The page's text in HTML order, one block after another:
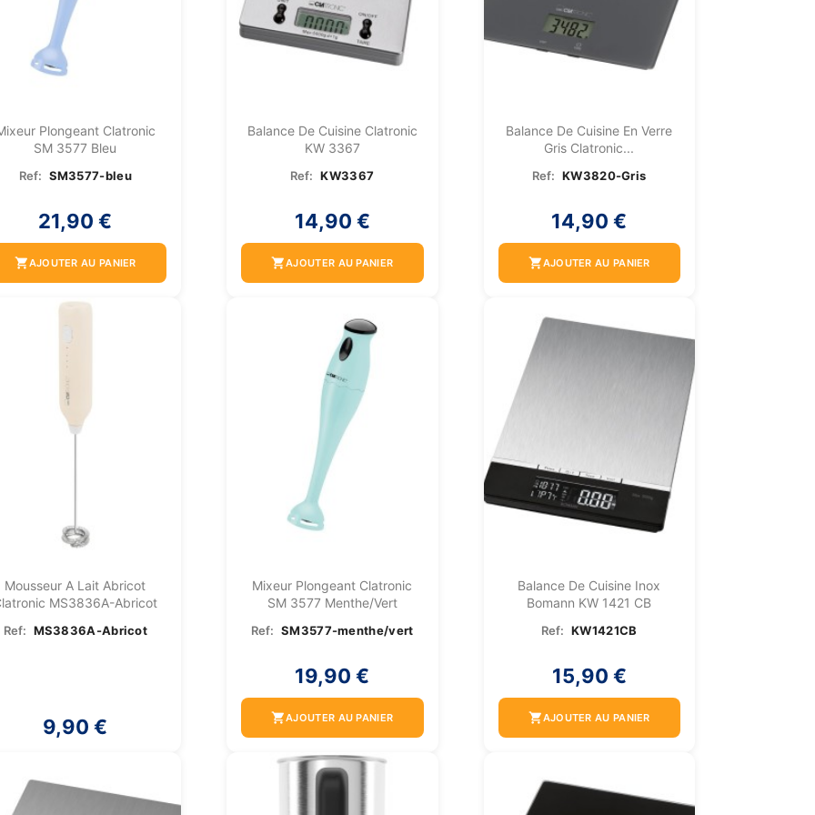
Plongeant Clatronic
SM 3577 Bleu
Ref: SM3577-bleu
21,90 €
shopping_cartAJOUTER AU PANIER
Balance De Cuisine Clatronic
KW 3367
Ref: KW3367
14,90 €
shopping_cartAJOUTER AU PANIER
Balance De Cuisine En Verre
Gris Clatronic...
Ref: KW3820-Gris
14,90 €
shopping_cartAJOUTER AU PANIER
Mousseur A Lait Abricot
MS3836A-Abricot
Ref: MS3836A-Abricot
9,90 €
Mixeur Plongeant Clatronic
SM 3577 Menthe/vert
Ref: SM3577-menthe/vert
19,90 €
shopping_cartAJOUTER AU PANIER
Balance De Cuisine Inox
Bomann KW 1421 CB
Ref: KW1421CB
15,90 €
shopping_cartAJOUTER AU PANIER